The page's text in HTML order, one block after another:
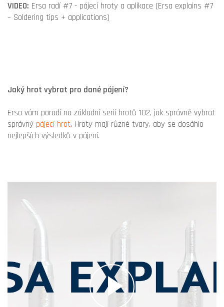
VIDEO: Ersa radí #7 - pájecí hroty a aplikace (Ersa explains #7
– Soldering tips + applications)
Jaký hrot vybrat pro dané pájení?
Ersa vám poradí na základní serií hrotů 102, jak správně vybrat
správný pájecí hrot. Hroty mají různé tvary, aby se dosáhlo
nejlepších výsledků v pájení.